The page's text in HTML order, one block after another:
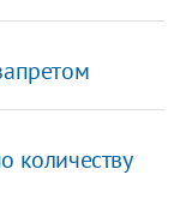
количеству